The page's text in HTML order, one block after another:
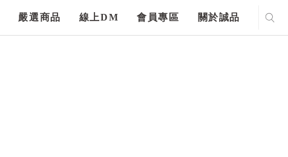
嚴選商品 線上DM 會員專區 關於誠品